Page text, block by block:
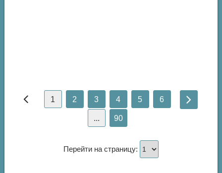
1 2 3 4 5 6
... 90
Перейти на страницу: